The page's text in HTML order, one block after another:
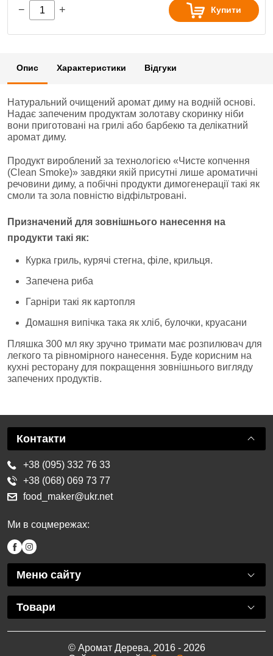
− + Купити
Опис Характеристики Відгуки
Натуральний очищений аромат диму на водній основі.
Надає запеченим продуктам золотаву скоринку ніби
вони приготовані на грилі або барбекю та делікатний
аромат диму.
Продукт вироблений за технологією «Чисте копчення
(Clean Smoke)» завдяки якій присутні лише ароматичні
речовини диму, а побічні продукти димогенерації такі як
смоли та зола повністю відфільтровані.
Призначений для зовнішнього нанесення на
продукти такі як:
Курка гриль, курячі стегна, філе, крильця.
Запечена риба
Гарніри такі як картопля
Домашня випічка така як хліб, булочки, круасани
Пляшка 300 мл яку зручно тримати має розпилювач для
легкого та рівномірного нанесення. Буде корисним на
кухні ресторану для покращення зовнішнього вигляду
запечених продуктів.
Меню сайту
Товари
Контакти
+38 (095) 332 76 33
+38 (068) 069 73 77
food_maker@ukr.net
Ми в соцмережах:
© Аромат Дерева, 2016 - 2026